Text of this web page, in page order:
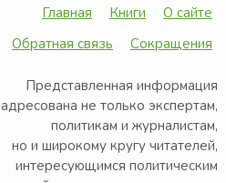
Главная Книги
О сайте
Обратная связь
Сокращения
Представленная информация
адресована не только экспертам,
политикам и журналистам,
но и широкому кругу читателей,
интересующимся политическим